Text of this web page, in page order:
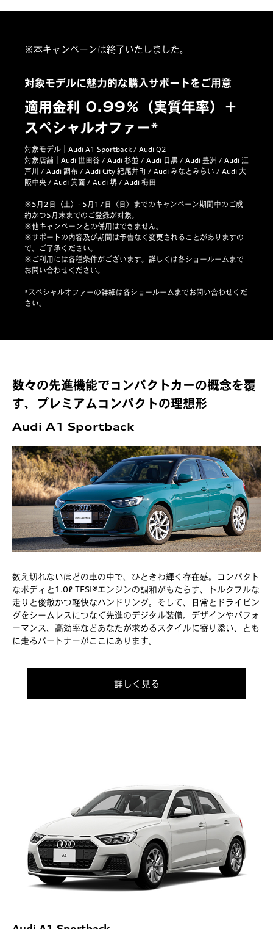
※本キャンペーンは終了いたしました。
対象モデルに魅力的な購入サポートをご用意
適用金利 0.99％（実質年率）＋
スペシャルオファー*
対象モデル｜Audi A1 Sportback / Audi Q2
対象店舗｜Audi 世田谷 / Audi 杉並 / Audi 目黒 / Audi 豊洲 / Audi 江
戸川 / Audi 調布 / Audi City 紀尾井町 / Audi みなとみらい / Audi 大
阪中央 / Audi 箕面 / Audi 堺 / Audi 梅田
※5月2日（土）- 5月17日（日）までのキャンペーン期間中のご成
約かつ5月末までのご登録が対象。
※他キャンペーンとの併用はできません。
※サポートの内容及び期間は予告なく変更されることがありますの
で、ご了承ください。
※ご利用には各種条件がございます。詳しくは各ショールームまで
お問い合わせください。
*スペシャルオファーの詳細は各ショールームまでお問い合わせくだ
さい。
数々の先進機能でコンパクトカーの概念を覆
す、プレミアムコンパクトの理想形
Audi A1 Sportback
数え切れないほどの車の中で、ひときわ輝く存在感。コンパクト
なボディと1.0ℓ TFSI®エンジンの調和がもたらす、トルクフルな
走りと俊敏かつ軽快なハンドリング。そして、日常とドライビン
グをシームレスにつなぐ先進のデジタル装備。デザインやパフォ
ーマンス、高効率などあなたが求めるスタイルに寄り添い、とも
に走るパートナーがここにあります。
詳しく見る